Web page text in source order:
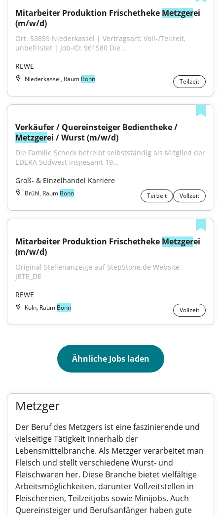
Mitarbeiter Produktion Frischetheke Metzgerei
(m/w/d)
Ort: 53859 Niederkassel | Vertragsart: Voll-/Teilzeit,
unbefristet | Job-ID: 961580 Die...
REWE
Niederkassel, Raum Bonn Teilzeit
Metzgerei / Wurst (m/w/d)
Die Fa­mi­lie Scheck be­treibt selbst­stän­dig als Mit­glied der
EDEKA Süd­west ins­ge­samt 19...
Groß- & Einzelhandel Karriere
Brühl, Raum Bonn Teilzeit Vollzeit
Mitarbeiter Produktion Frischetheke Metzgerei
(m/w/d)
Original Stellenanzeige auf StepStone.de Website
JBTE_DE
REWE
Köln, Raum Bonn Vollzeit
Ähnliche Jobs laden
Metzger
Der Beruf des Metzgers ist eine faszinierende und
vielseitige Tätigkeit innerhalb der
Lebensmittelbranche. Als Metzger verarbeitet man
Fleisch und stellt verschiedene Wurst- und
Fleischwaren her. Diese Branche bietet vielfältige
Arbeitsmöglichkeiten, darunter Vollzeitstellen in
Fleischereien, Teilzeitjobs sowie Minijobs. Auch
Quereinsteiger und Berufsanfänger haben gute